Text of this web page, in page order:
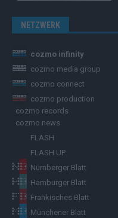
NETZWERK
cozmo infinity
cozmo media group
cozmo connect
cozmo production
cozmo records
cozmo news
FLASH
FLASH UP
Nürnberger Blatt
Hamburger Blatt
Fränkisches Blatt
Münchener Blatt